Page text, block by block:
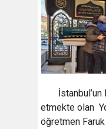
etmekte olan
öğretmen